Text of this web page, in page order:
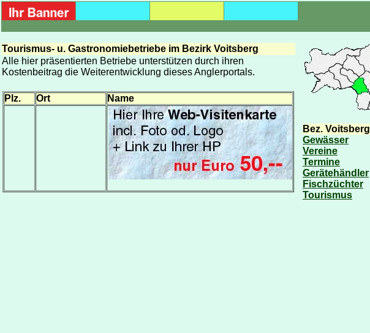
Tourismus- u. Gastronomiebetriebe im Bezirk Voitsberg
Alle hier präsentierten Betriebe unterstützen durch ihren
Kostenbeitrag die Weiterentwicklung dieses Anglerportals.
Plz. Ort Name
Bez. Voitsberg
Gewässer
Vereine
Termine
Gerätehändler
Fischzüchter
Tourismus